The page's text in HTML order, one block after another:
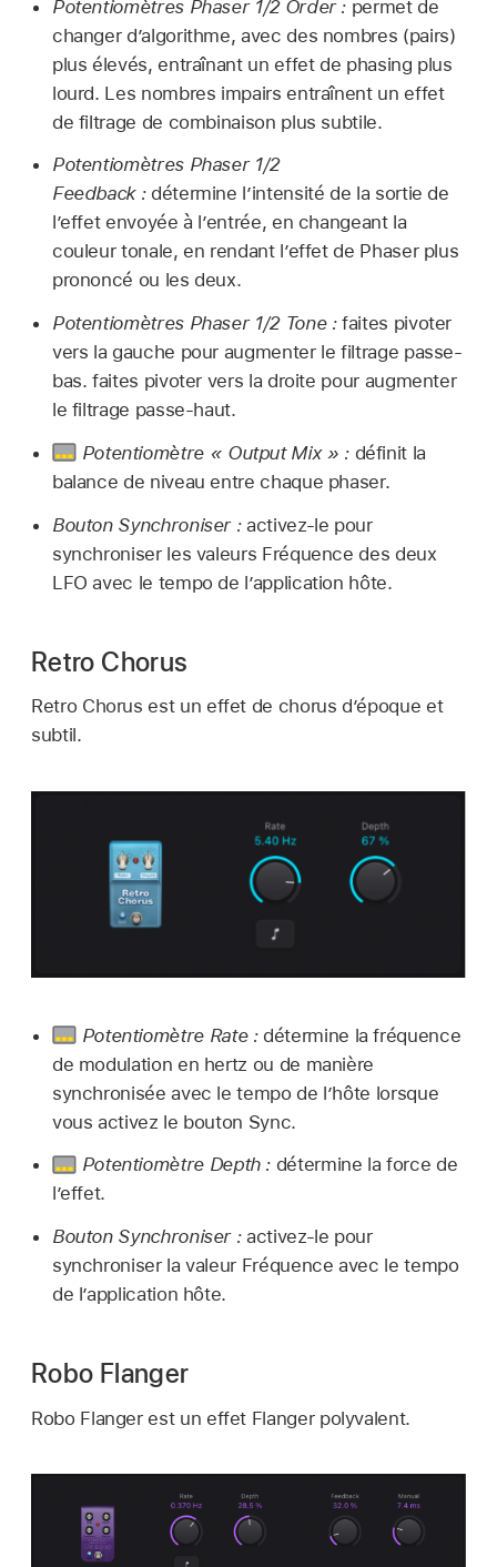
Potentiomètres Phaser 1/2 Order : permet de
changer d’algorithme, avec des nombres (pairs)
plus élevés, entraînant un effet de phasing plus
lourd. Les nombres impairs entraînent un effet
de filtrage de combinaison plus subtile.
Potentiomètres Phaser 1/2
Feedback :détermine l’intensité de la sortie de
l’effet envoyée à l’entrée, en changeant la
couleur tonale, en rendant l’effet de Phaser plus
prononcé ou les deux.
Potentiomètres Phaser 1/2 Tone :faites pivoter
vers la gauche pour augmenter le filtrage passe-
bas. faites pivoter vers la droite pour augmenter
le filtrage passe-haut.
Potentiomètre « Output Mix » : définit la
balance de niveau entre chaque phaser.
Bouton Synchroniser :activez-le pour
synchroniser les valeurs Fréquence des deux
LFO avec le tempo de l’application hôte.
Retro Chorus
Retro Chorus est un effet de chorus d’époque et
subtil.
Potentiomètre Rate : détermine la fréquence
de modulation en hertz ou de manière
synchronisée avec le tempo de l’hôte lorsque
vous activez le bouton Sync.
Potentiomètre Depth : détermine la force de
l’effet.
Bouton Synchroniser :activez-le pour
synchroniser la valeur Fréquence avec le tempo
de l’application hôte.
Robo Flanger
Robo Flanger est un effet Flanger polyvalent.